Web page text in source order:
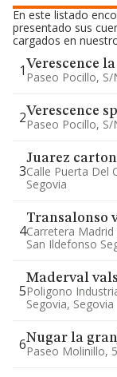
En este listado
presentado sus
cargados en
1Verescence
Paseo Pocillo,
2Verescence
Paseo Pocillo,
3
Juarez
Calle Puerta Del
Segovia
4
Transalonso
Carretera
San Ildefonso
5
Maderval
Poligono
Segovia, Segovia
6Nugar la
Paseo Molinillo,